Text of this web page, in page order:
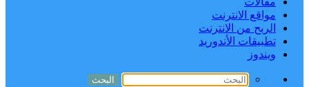
مواقع الانترنت
الربح من الانترنت
تطبيقات الأندوريد
ويندوز